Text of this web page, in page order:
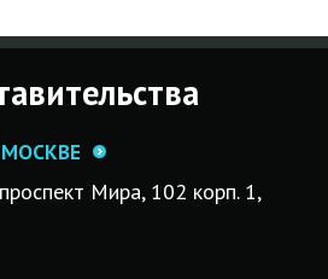
Мира, 102 корп. 1,